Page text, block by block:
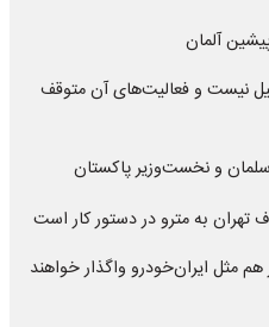
آلمان
نیست و فعالیت‌های آن متوقف
و نخست‌وزیر پاکستان
به مترو در دستور کار است
مثل ایران‌خودرو واگذار خواهند